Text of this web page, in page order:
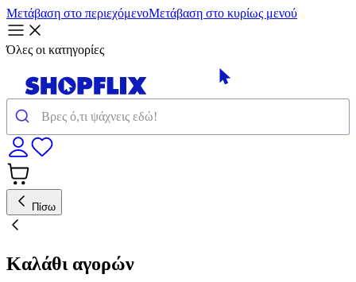
Μετάβαση στο περιεχόμενοΜετάβαση στο κυρίως μενού
Όλες οι κατηγορίες
Πίσω
Καλάθι αγορών